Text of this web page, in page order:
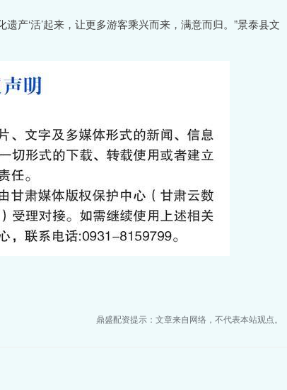
产‘活’起来，让更多游客乘兴而来，满意而归。”景泰县文
鼎盛配资提示：文章来自网络，不代表本站观点。